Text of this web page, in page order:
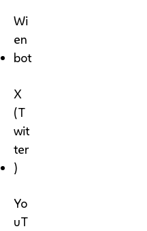
Wi
en
bot
X
(T
wit
ter
)
Yo
uT